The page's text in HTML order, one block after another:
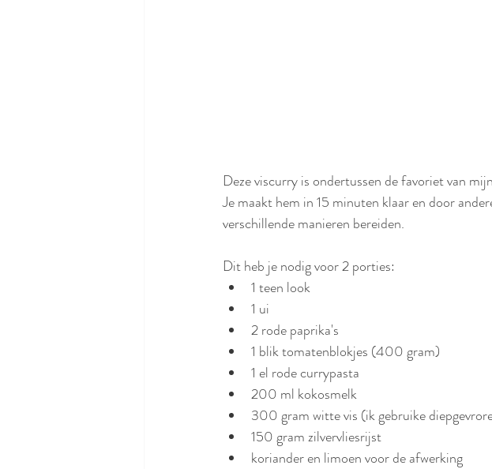
Deze viscurry is ondertussen de favoriet van
Je maakt hem in 15 minuten klaar en door
verschillende manieren bereiden.
Dit heb je nodig voor 2 porties:
1 teen look
1 ui
2 rode paprika's
1 blik tomatenblokjes (400 gram)
1 el rode currypasta
200 ml kokosmelk
300 gram witte vis (ik gebruike
150 gram zilvervliesrijst
koriander en limoen voor de afwerking